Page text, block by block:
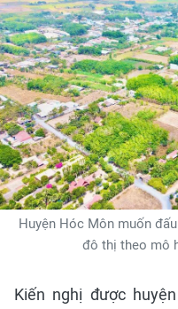
Huyện Hóc Môn muốn
đô thị theo mô
Kiến nghị được